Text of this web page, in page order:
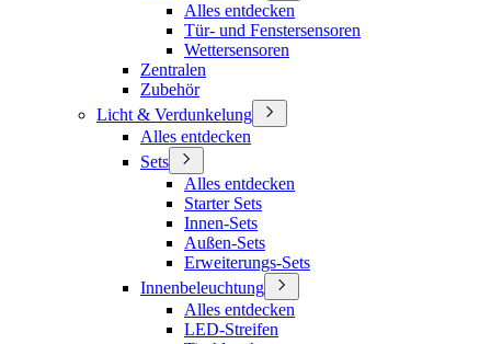
Alles entdecken
Tür- und Fenstersensoren
Wettersensoren
Zentralen
Zubehör
Licht & Verdunkelung
Alles entdecken
Sets
Alles entdecken
Starter Sets
Innen-Sets
Außen-Sets
Erweiterungs-Sets
Innenbeleuchtung
Alles entdecken
LED-Streifen